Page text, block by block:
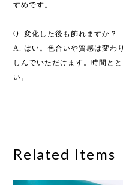
すめです。
Q. 変化した後も飾れますか？
A. はい。色合いや質感は変わ
しんでいただけます。時間と
い。
Related Items